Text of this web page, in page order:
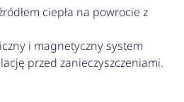
ciepła na powrocie z
i magnetyczny system
przed zanieczyszczeniami.